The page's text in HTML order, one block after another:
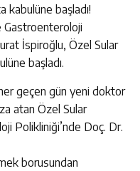
başladı!
Gastroenteroloji
İspiroğlu, Özel Sular
başladı.
her geçen gün yeni doktor
atan Özel Sular
Polikliniği’nde Doç. Dr.
borusundan